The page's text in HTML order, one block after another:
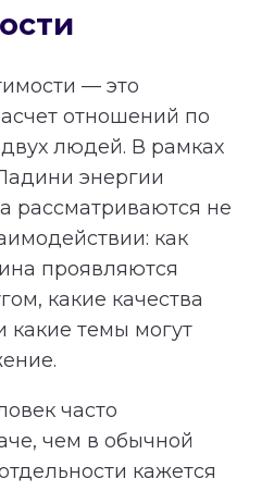
— это
отношений по
людей. В рамках
энергии
рассматриваются не
как
проявляются
какие качества
какие темы могут
часто
чем в обычной
кажется